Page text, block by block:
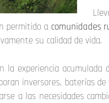
permitido a comunidades
su calidad de vida.
experiencia
inversores, baterías
a las necesidades